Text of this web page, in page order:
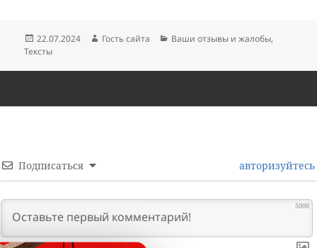
Опубликовано
22.07.2024 Автор
Гость сайта Рубрики
Ваши отзывы и жалобы,
Тексты
Подписаться авторизуйтесь
5000